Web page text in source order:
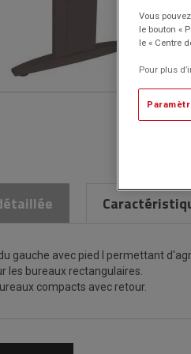
gauche avec pied I permettant
les bureaux rectangulaires.
compacts avec retour.
Vous
le bouton «
le « Centre
Pour plus